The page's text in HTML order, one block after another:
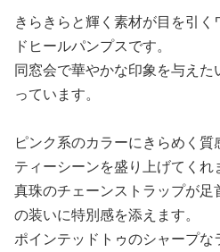
きらきらと輝く素材が目を引
ドヒールパンプスです。
同窓会で華やかな印象を与え
っています。
ピンク系のカラーにきらめく
ティーシーンを盛り上げてくれ
真珠のチェーンストラップが
の装いに特別感を添えます。
ポインテッドトゥのシャープな